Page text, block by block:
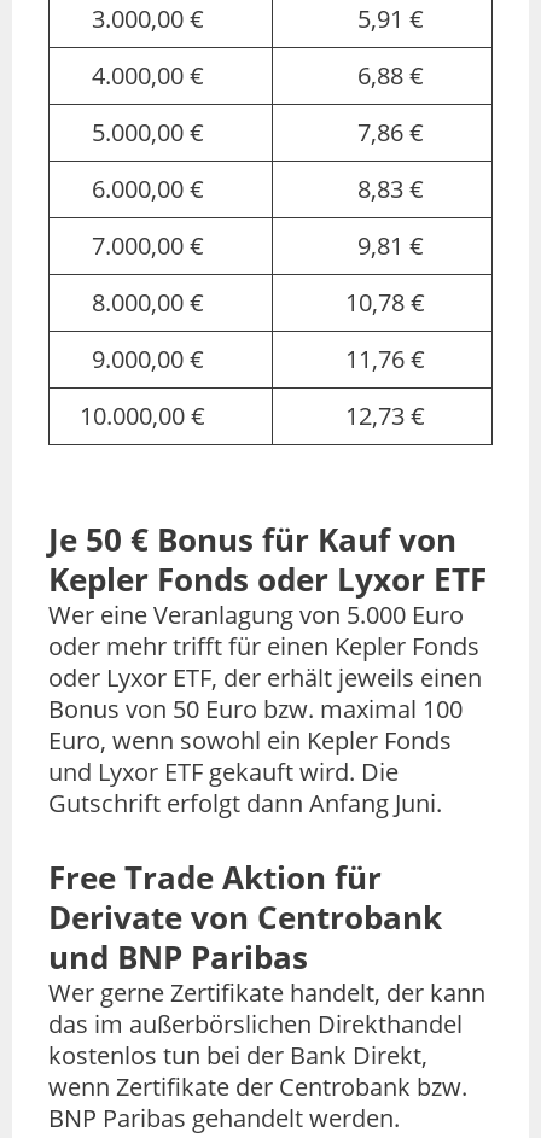
3.000,00 €
5,91 €
4.000,00 €
6,88 €
5.000,00 €
7,86 €
6.000,00 €
8,83 €
7.000,00 €
9,81 €
8.000,00 €
10,78 €
9.000,00 €
11,76 €
10.000,00 €
12,73 €
Je 50 € Bonus für Kauf von
Kepler Fonds oder Lyxor ETF
Wer eine Veranlagung von 5.000 Euro
oder mehr trifft für einen Kepler Fonds
oder Lyxor ETF, der erhält jeweils einen
Bonus von 50 Euro bzw. maximal 100
Euro, wenn sowohl ein Kepler Fonds
und Lyxor ETF gekauft wird. Die
Gutschrift erfolgt dann Anfang Juni.
Free Trade Aktion für
Derivate von Centrobank
und BNP Paribas
Wer gerne Zertifikate handelt, der kann
das im außerbörslichen Direkthandel
kostenlos tun bei der Bank Direkt,
wenn Zertifikate der Centrobank bzw.
BNP Paribas gehandelt werden.